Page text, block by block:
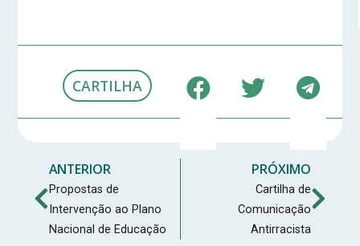
CARTILHA
ANTERIOR
Propostas de
Intervenção ao Plano
Nacional de Educação
PRÓXIMO
Cartilha de
Comunicação
Antirracista